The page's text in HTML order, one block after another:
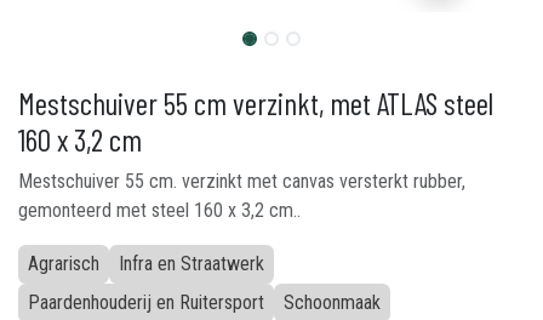
Mestschuiver 55 cm verzinkt, met ATLAS steel
160 x 3,2 cm
Mestschuiver 55 cm. verzinkt met canvas versterkt rubber,
gemonteerd met steel 160 x 3,2 cm..
Agrarisch
Infra en Straatwerk
Paardenhouderij en Ruitersport
Schoonmaak